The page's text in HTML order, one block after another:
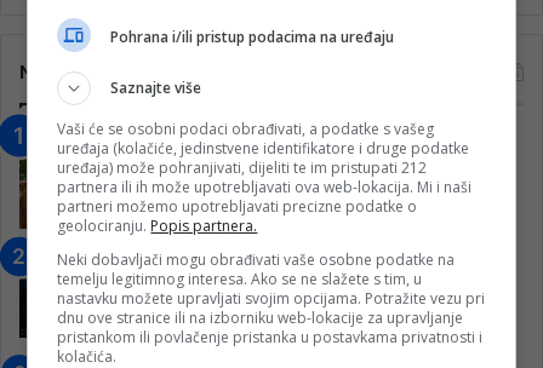
Najčitanije
“Obrazovanje gradi BiH-Jovan Divjak“
– Konjic je u posljednje 22 godine imao
25 ​​stipendista
15. Februara 2023.
Nogometaši Igmana iznenadili
Konjičanke cvijećem i besplatnim
ulazom na utakmicu
7. Marta 2025.
Pohrana i/ili pristup podacima na uređaju
Saznajte više
Vaši će se osobni podaci obrađivati, a podatke s vašeg
uređaja (kolačiće, jedinstvene identifikatore i druge podatke
uređaja) može pohranjivati, dijeliti te im pristupati 212
partnera ili ih može upotrebljavati ova web-lokacija. Mi i naši
partneri možemo upotrebljavati precizne podatke o
geolociranju. Popis partnera.
Neki dobavljači mogu obrađivati vaše osobne podatke na
temelju legitimnog interesa. Ako se ne slažete s tim, u
nastavku možete upravljati svojim opcijama. Potražite vezu pri
dnu ove stranice ili na izborniku web-lokacije za upravljanje
pristankom ili povlačenje pristanka u postavkama privatnosti i
kolačića.